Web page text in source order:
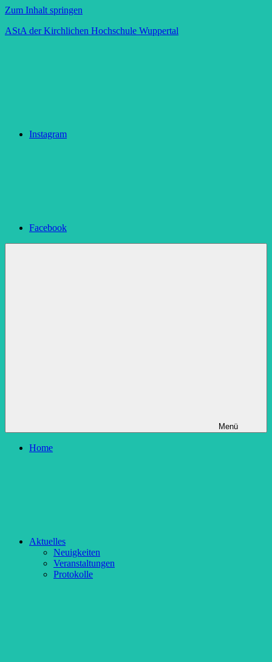
Zum Inhalt springen
AStA der Kirchlichen Hochschule Wuppertal
Instagram
Facebook
Menü
Home
Aktuelles
Neuigkeiten
Veranstaltungen
Protokolle